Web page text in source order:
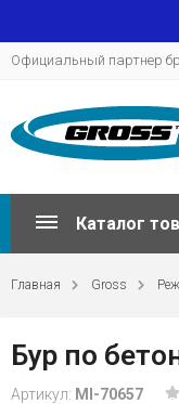
Официальный партнер
Каталог
Главная Gross
Бур по
Артикул: MI-70657